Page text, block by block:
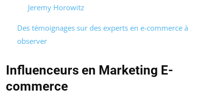
Jeremy Horowitz
Des témoignages sur des experts en e-commerce à
observer
Influenceurs en Marketing E-
commerce